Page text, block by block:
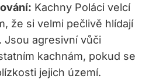
Kachny Poláci velcí
že si velmi pečlivě hlídají
​Jsou agresivní​ vůči
⁢kachnám, ⁤pokud se
jejich území.